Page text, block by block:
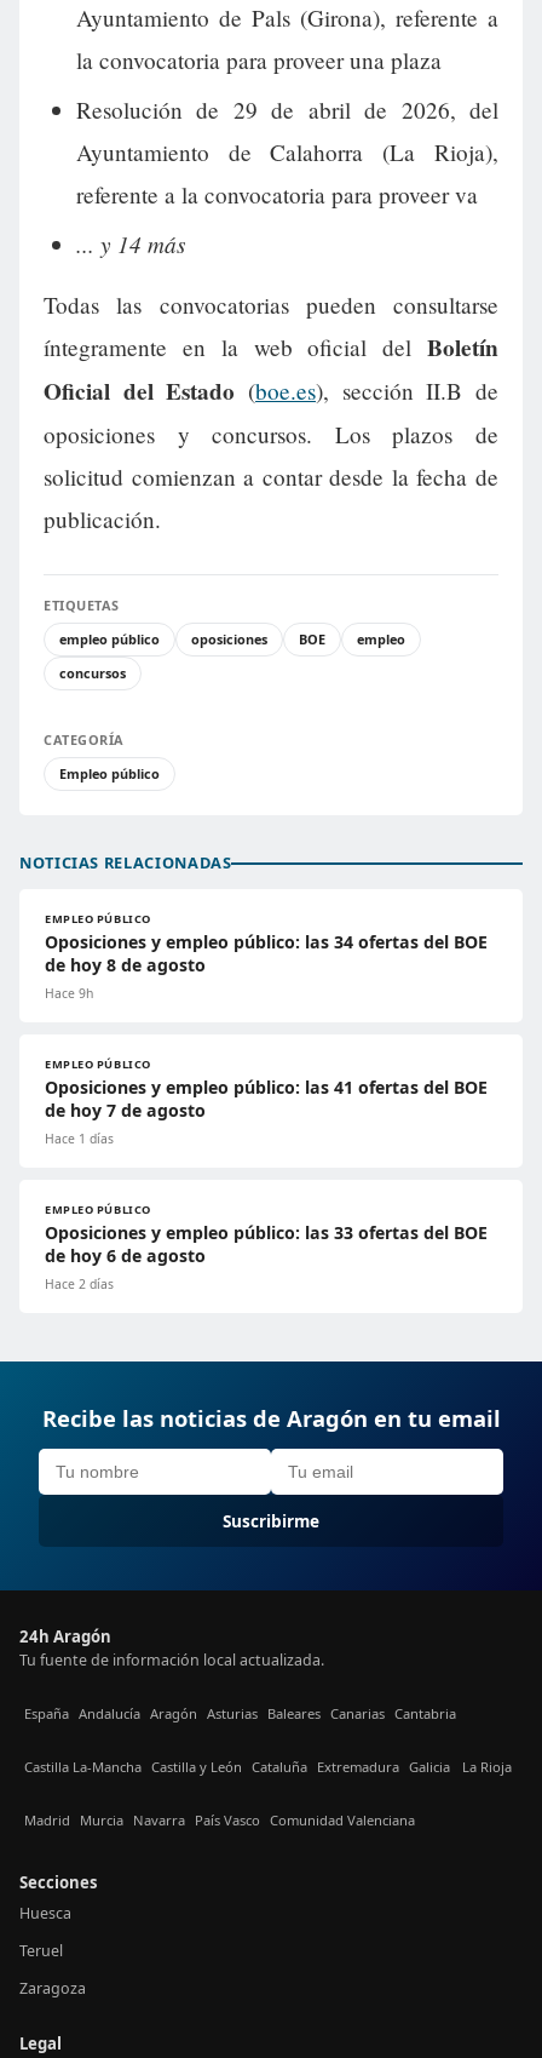
Ayuntamiento de Pals (Girona), referente a
la convocatoria para proveer una plaza
Resolución de 29 de abril de 2026, del
Ayuntamiento de Calahorra (La Rioja),
referente a la convocatoria para proveer va
... y 14 más
Todas las convocatorias pueden consultarse
íntegramente en la web oficial del Boletín
Oficial del Estado (boe.es), sección II.B de
oposiciones y concursos. Los plazos de
solicitud comienzan a contar desde la fecha de
publicación.
ETIQUETAS
empleo público
oposiciones BOE
empleo
concursos
CATEGORÍA
Empleo público
NOTICIAS RELACIONADAS
EMPLEO PÚBLICO
Oposiciones y empleo público: las 34 ofertas del BOE
de hoy 8 de agosto
Hace 9h
EMPLEO PÚBLICO
Oposiciones y empleo público: las 41 ofertas del BOE
de hoy 7 de agosto
Hace 1 días
EMPLEO PÚBLICO
Oposiciones y empleo público: las 33 ofertas del BOE
de hoy 6 de agosto
Hace 2 días
Recibe las noticias de Aragón en tu email
Suscribirme
24h Aragón
Tu fuente de información local actualizada.
España Andalucía Aragón Asturias Baleares Canarias Cantabria
Castilla La-Mancha Castilla y León Cataluña Extremadura Galicia La Rioja
Madrid Murcia Navarra País Vasco Comunidad Valenciana
Secciones
Huesca
Teruel
Zaragoza
Legal